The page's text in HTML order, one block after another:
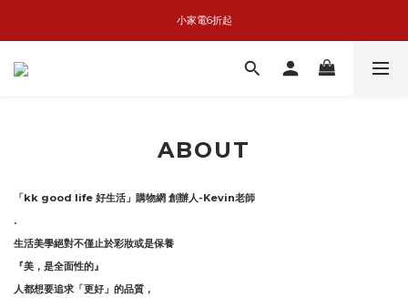
basiik1件9折/2件88折
小家電6折起
KK GOOD LIFE擴香任兩件999
ABOUT
「kk good life 好生活」購物網 創辦人-Kevin老師
.
生活美學絕對不僅止於彩妝或是保養
『美，是全面性的』
人都想要追求「更好」的品質，